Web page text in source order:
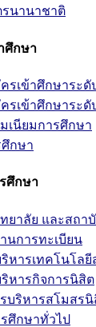
นานาชาติ
ศึกษา
ครเข้าศึกษาร
รเข้าศึกษาระ
เนียมการศึกษา
กษา
ศึกษา
ยาลัย และสถา
นการทะเบียน
หารเทคโนโลยี
หารกิจการนิสิต
บริหารสโมสร
ศึกษาทั่วไป